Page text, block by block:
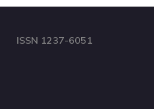
ISSN 1237-6051